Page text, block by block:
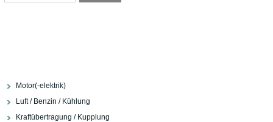
Motor(-elektrik)
Luft / Benzin / Kühlung
Kraftübertragung / Kupplung